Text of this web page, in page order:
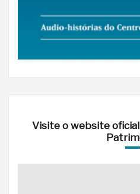
Visite o website